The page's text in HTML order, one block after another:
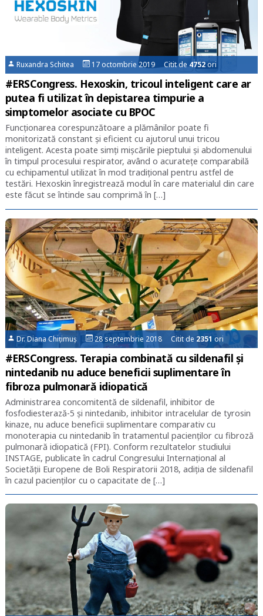
Ruxandra Schitea 17 octombrie 2019 Citit de4752ori
#ERSCongress. Hexoskin, tricoul inteligent care ar
putea fi utilizat în depistarea timpurie a
simptomelor asociate cu BPOC
Funcționarea corespunzătoare a plămânilor poate fi
monitorizată constant și eficient cu ajutorul unui tricou
inteligent. Acesta poate simți mișcările pieptului și abdomenului
în timpul procesului respirator, având o acuratețe comparabilă
cu echipamentul utilizat în mod tradițional pentru astfel de
testări. Hexoskin înregistrează modul în care materialul din care
este făcut se întinde sau comprimă în […]
Dr. Diana Chițimuș 28 septembrie 2018 Citit de 2351 ori
#ERSCongress. Terapia combinată cu sildenafil și
nintedanib nu aduce beneficii suplimentare în
fibroza pulmonară idiopatică
Administrarea concomitentă de sildenafil, inhibitor de
fosfodiesterază-5 și nintedanib, inhibitor intracelular de tyrosin
kinaze, nu aduce beneficii suplimentare comparativ cu
monoterapia cu nintedanib în tratamentul pacienților cu fibroză
pulmonară idiopatică (FPI). Conform rezultatelor studiului
INSTAGE, publicate în cadrul Congresului Internațional al
Societății Europene de Boli Respiratorii 2018, adiția de sildenafil
în cazul pacienților cu o capacitate de […]